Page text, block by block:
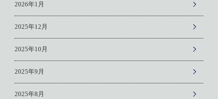
2026年1月
2025年12月
2025年10月
2025年9月
2025年8月